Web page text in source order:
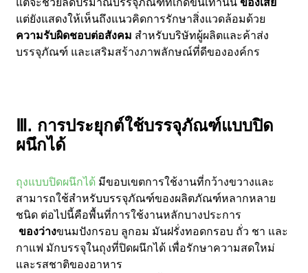
แต่ยังแสดงให้เห็นถึงแนวคิดการรักษาสิ่งแวดล้อมด้วย
ความรับผิดชอบต่อสังคม สำหรับบริษัทผู้ผลิตและค้าส่ง
บรรจุภัณฑ์ และเสริมสร้างภาพลักษณ์ที่ดีขององค์กร
Ⅲ. การประยุกต์ใช้บรรจุภัณฑ์แบบปิด
ผนึกได้
ถุงแบบปิดผนึกได้ มีขอบเขตการใช้งานที่กว้างขวางและ
สามารถใช้สำหรับบรรจุภัณฑ์ของผลิตภัณฑ์หลากหลาย
ชนิด ต่อไปนี้คือพื้นที่การใช้งานหลักบางประการ
ของว่างขนมปังกรอบ ลูกอม มันฝรั่งทอดกรอบ ถั่ว ชา และ
กาแฟ มักบรรจุในถุงที่ปิดผนึกได้ เพื่อรักษาความสดใหม่
และรสชาติของอาหาร